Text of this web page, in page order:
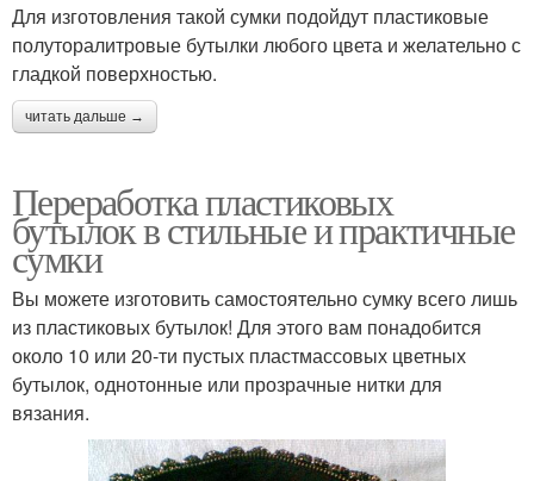
Для изготовления такой сумки подойдут пластиковые
полуторалитровые бутылки любого цвета и желательно с
гладкой поверхностью.
читать дальше →
Переработка пластиковых
бутылок в стильные и практичные
сумки
Вы можете изготовить самостоятельно сумку всего лишь
из пластиковых бутылок! Для этого вам понадобится
около 10 или 20-ти пустых пластмассовых цветных
бутылок, однотонные или прозрачные нитки для
вязания.